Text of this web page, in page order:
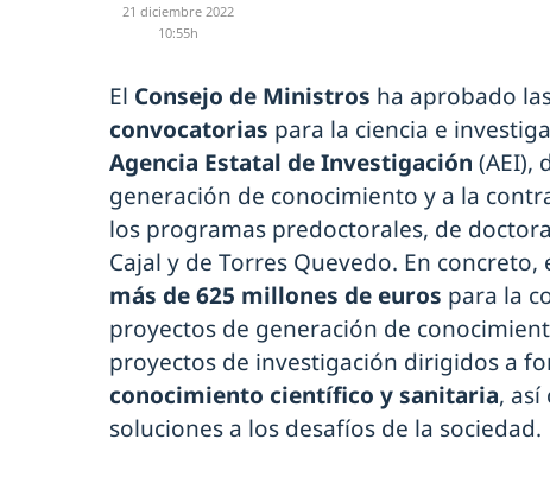
21 diciembre 2022
10:55h
El Consejo de Ministros ha aprobado
convocatorias para la ciencia e
Agencia Estatal de Investigación (AEI),
generación de conocimiento y a la
los programas predoctorales, de
Cajal y de Torres Quevedo. En
más de 625 millones de euros para la
proyectos de generación de
proyectos de investigación dirigidos a
conocimiento científico y sanitaria, así
soluciones a los desafíos de la sociedad.